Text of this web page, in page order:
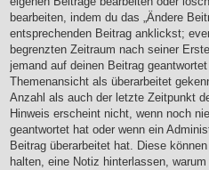
bearbeiten, indem du das „Ändere
entsprechenden Beitrag anklickst;
begrenzten Zeitraum nach seiner
jemand auf deinen Beitrag
Themenansicht als überarbeitet
Anzahl als auch der letzte Zeitpunkt
Hinweis erscheint nicht, wenn noch
geantwortet hat oder wenn ein
Beitrag überarbeitet hat. Diese
halten, eine Notiz hinterlassen,